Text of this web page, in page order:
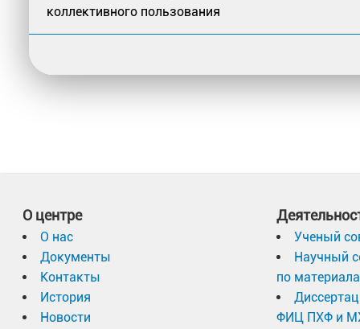
коллективного пользования
О центре
О нас
Документы
Контакты
История
Новости
Ученый
Научный
по
ФИЦ ПХФ и